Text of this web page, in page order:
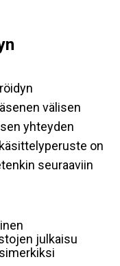
välisen
yhteyden
on
seuraaviin
julkaisu